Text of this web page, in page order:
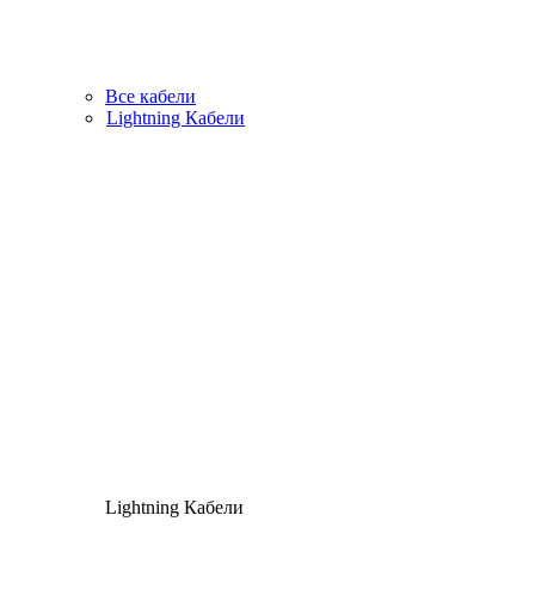
Все кабели
Lightning Кабели
Lightning Кабели